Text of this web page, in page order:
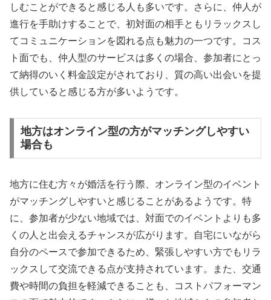
しむことができると感じる人も多いです。さらに、仲人が
進行を手助けすることで、初対面の相手ともリラックスし
てコミュニケーションを図れる点も魅力の一つです。コス
ト面でも、仲人型のサービスは多くの場合、参加者にとっ
て納得のいく料金設定がされており、質の高い出会いを提
供していると感じる方が多いようです。
地方はオンライン型の方がマッチングしやすい
場合も
地方に住む方々が婚活を行う際、オンライン型のイベント
がマッチングしやすいと感じることがあるようです。特
に、参加者が少ない地域では、対面でのイベントよりも多
くの人と出会えるチャンスが広がります。自宅にいながら
自分のペースで参加できるため、緊張しやすい方でもリラ
ックスして交流できる点が支持されています。また、交通
費や時間の負担を軽減できることも、コストパフォーマン